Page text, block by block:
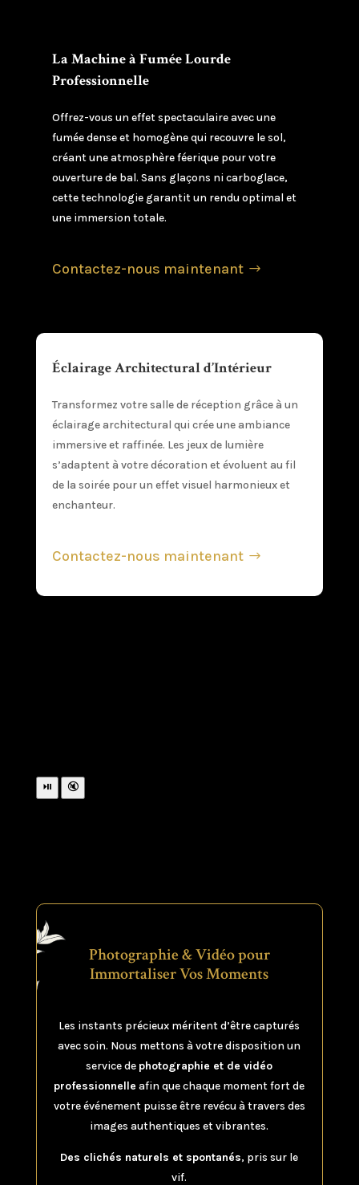
La Machine à Fumée Lourde
Professionnelle
Offrez-vous un effet spectaculaire avec une
fumée dense et homogène qui recouvre le sol,
créant une atmosphère féerique pour votre
ouverture de bal. Sans glaçons ni carboglace,
cette technologie garantit un rendu optimal et
une immersion totale.
Contactez-nous maintenant
Éclairage Architectural d’Intérieur
Transformez votre salle de réception grâce à un
éclairage architectural qui crée une ambiance
immersive et raffinée. Les jeux de lumière
s’adaptent à votre décoration et évoluent au fil
de la soirée pour un effet visuel harmonieux et
enchanteur.
Contactez-nous maintenant
⏯ 🔇
Photographie & Vidéo pour
Immortaliser Vos Moments
Les instants précieux méritent d’être capturés
avec soin. Nous mettons à votre disposition un
service de photographie et de vidéo
professionnelle afin que chaque moment fort de
votre événement puisse être revécu à travers des
images authentiques et vibrantes.
Des clichés naturels et spontanés, pris sur le
vif.